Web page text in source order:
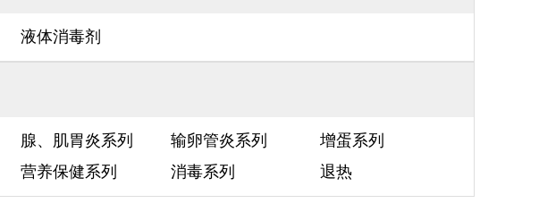
液体消毒剂
腺、肌胃炎系列 输卵管炎系列
增蛋系列
营养保健系列 消毒系列 退热